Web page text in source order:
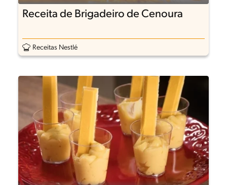
Receita de Brigadeiro de Cenoura
Receitas Nestlé